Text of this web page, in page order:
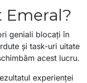
Emeral?
geniali blocați în
și task-uri uitate
acest lucru.
experienței